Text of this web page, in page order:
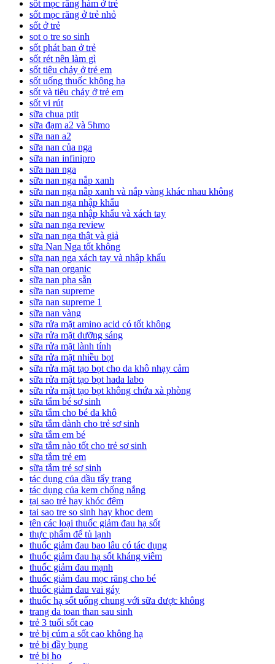
sốt mọc răng hàm ở trẻ
sốt mọc răng ở trẻ nhỏ
sốt ở trẻ
sot o tre so sinh
sốt phát ban ở trẻ
sốt rét nên làm gì
sốt tiêu chảy ở trẻ em
sốt uống thuốc không hạ
sốt và tiêu chảy ở trẻ em
sốt vi rút
sữa chua ptit
sữa đạm a2 và 5hmo
sữa nan a2
sữa nan của nga
sữa nan infinipro
sữa nan nga
sữa nan nga nắp xanh
sữa nan nga nắp xanh và nắp vàng khác nhau không
sữa nan nga nhập khẩu
sữa nan nga nhập khẩu và xách tay
sữa nan nga review
sữa nan nga thật và giả
sữa Nan Nga tốt không
sữa nan nga xách tay và nhập khẩu
sữa nan organic
sữa nan pha sẵn
sữa nan supreme
sữa nan supreme 1
sữa nan vàng
sữa rửa mặt amino acid có tốt không
sữa rửa mặt dưỡng sáng
sữa rửa mặt lành tính
sữa rửa mặt nhiều bọt
sữa rửa mặt tạo bọt cho da khô nhạy cảm
sữa rửa mặt tạo bọt hada labo
sữa rửa mặt tạo bọt không chứa xà phòng
sữa tắm bé sơ sinh
sữa tắm cho bé da khô
sữa tắm dành cho trẻ sơ sinh
sữa tắm em bé
sữa tắm nào tốt cho trẻ sơ sinh
sữa tắm trẻ em
sữa tắm trẻ sơ sinh
tác dụng của dầu tẩy trang
tác dụng của kem chống nắng
tại sao trẻ hay khóc đêm
tai sao tre so sinh hay khoc dem
tên các loại thuốc giảm đau hạ sốt
thực phẩm để tủ lạnh
thuốc giảm đau bao lâu có tác dụng
thuốc giảm đau hạ sốt kháng viêm
thuốc giảm đau mạnh
thuốc giảm đau mọc răng cho bé
thuốc giảm đau vai gáy
thuốc hạ sốt uống chung với sữa được không
trang da toan than sau sinh
trẻ 3 tuổi sốt cao
trẻ bị cúm a sốt cao không hạ
trẻ bị đầy bụng
trẻ bị ho